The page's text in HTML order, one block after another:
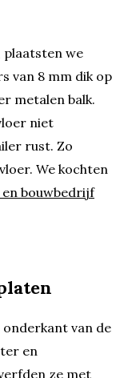
plaatsten we
van 8 mm dik op
metalen balk.
niet
rust. Zo
We kochten
bouwbedrijf
onderkant van de
en
ze met